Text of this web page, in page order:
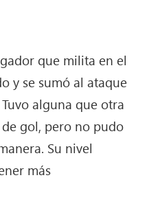
que milita en el
y se sumó al ataque
alguna que otra
gol, pero no pudo
Su nivel
más